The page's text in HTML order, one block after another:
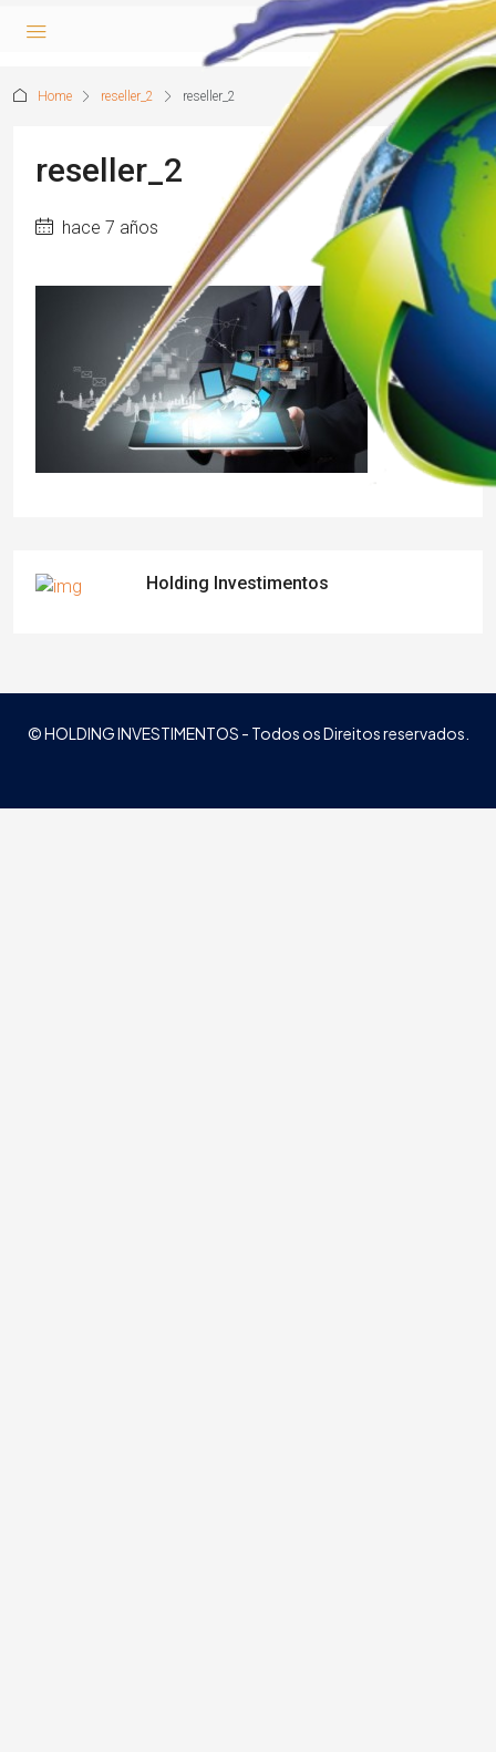
Home reseller_2 reseller_2
reseller_2
hace 7 años
Holding Investimentos
© HOLDING INVESTIMENTOS - Todos os Direitos reservados.